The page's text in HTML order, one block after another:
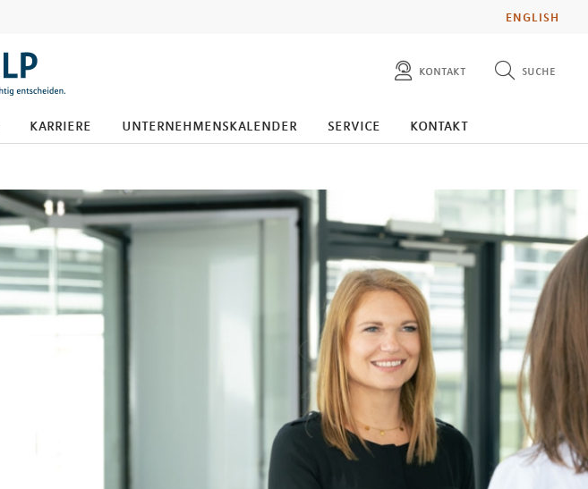
ENGLISH
kontakt
presse
karriere
suche
diese website durchsuchen
ad hoc mitteilungen finden
karriere unternehmenskalender service kontakt